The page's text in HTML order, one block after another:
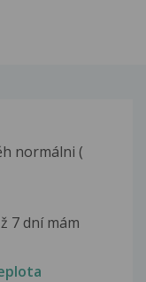
normálni (
7 dní mám